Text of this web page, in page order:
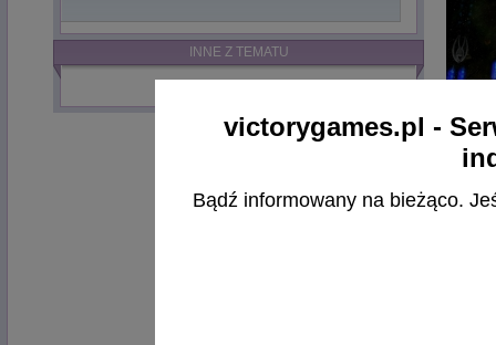
INNE Z TEMATU
victorygames.pl -
Bądź informowany na bieżąco.